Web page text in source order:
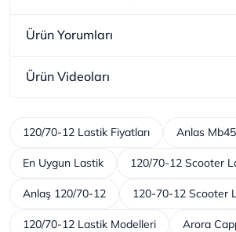
Ürün Yorumları
Ürün Videoları
120/70-12 Lastik Fiyatları Anlas
En Uygun Lastik 120/70-12 Scooter
Anlaş 120/70-12 120-70-12 Scooter
120/70-12 Lastik Modelleri Arora